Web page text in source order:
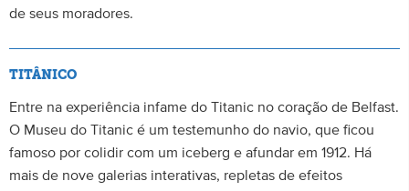
de seus moradores.
TITÂNICO
Entre na experiência infame do Titanic no coração de Belfast.
O Museu do Titanic é um testemunho do navio, que ficou
famoso por colidir com um iceberg e afundar em 1912. Há
mais de nove galerias interativas, repletas de efeitos